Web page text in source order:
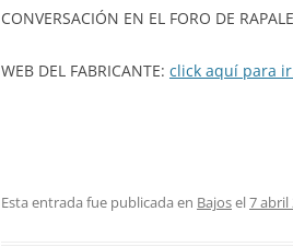
CONVERSACIÓN EN EL FORO DE
WEB DEL FABRICANTE: click aquí para
Esta entrada fue publicada en Bajosel7 abril